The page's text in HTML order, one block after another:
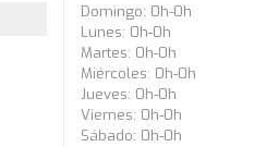
Domingo: 0h-0h
Lunes: 0h-0h
Martes: 0h-0h
Miércoles: 0h-0h
Jueves: 0h-0h
Viernes: 0h-0h
Sábado: 0h-0h